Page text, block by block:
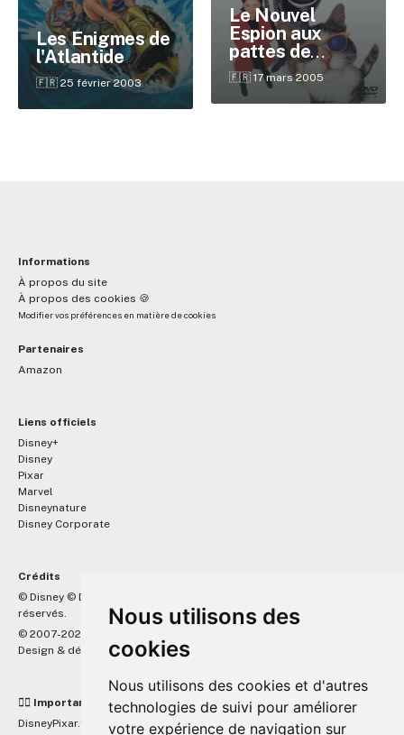
Nous utilisons des
cookies
Nous utilisons des cookies et d'autres
technologies de suivi pour améliorer
votre expérience de navigation sur
Les Énigmes de
l'Atlantide
🇫🇷 25 février 2003
Le Nouvel
Espion aux
pattes de
velours
🇫🇷 17 mars 2005
Informations
À propos du site
À propos des cookies 🍪
Modifier vos préférences en matière de cookies
Partenaires
Amazon
Liens officiels
Disney+
Disney
Pixar
Marvel
Disneynature
Disney Corporate
Crédits
© Disney © Disney/Pixar © &
réservés.
© 2007-2026 DisneyPixar.fr
Design & développement : MonsieurPaul
☝🏼 Important
DisneyPixar.fr est un site indépendant et n'est en aucun cas lié de
✕